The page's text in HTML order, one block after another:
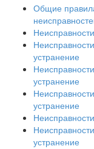
Общие
устранение
устранение
устранение
устранение